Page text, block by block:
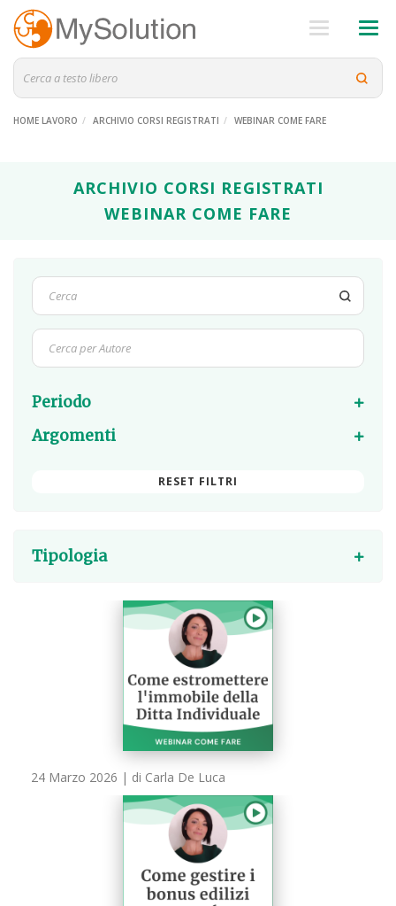
HOME LAVORO ARCHIVIO CORSI REGISTRATI WEBINAR COME FARE
ARCHIVIO CORSI REGISTRATI
WEBINAR COME FARE
Periodo
Argomenti
RESET FILTRI
Tipologia
24 Marzo 2026 | di Carla De Luca